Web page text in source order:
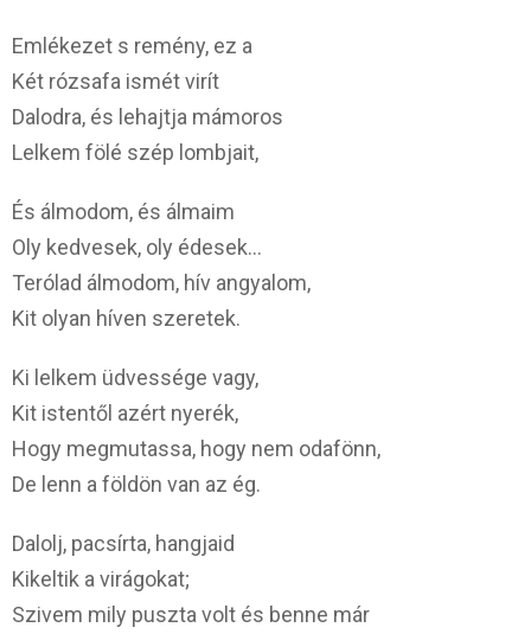
Emlékezet s remény, ez a
Két rózsafa ismét virít
Dalodra, és lehajtja mámoros
Lelkem fölé szép lombjait,
És álmodom, és álmaim
Oly kedvesek, oly édesek…
Terólad álmodom, hív angyalom,
Kit olyan híven szeretek.
Ki lelkem üdvessége vagy,
Kit istentől azért nyerék,
Hogy megmutassa, hogy nem odafönn,
De lenn a földön van az ég.
Dalolj, pacsírta, hangjaid
Kikeltik a virágokat;
Szivem mily puszta volt és benne már